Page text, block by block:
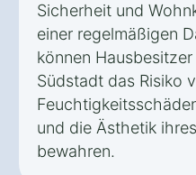
Sicherheit und
einer regelmäßigen
können
Südstadt das Risiko
und die Ästhetik
bewahren.